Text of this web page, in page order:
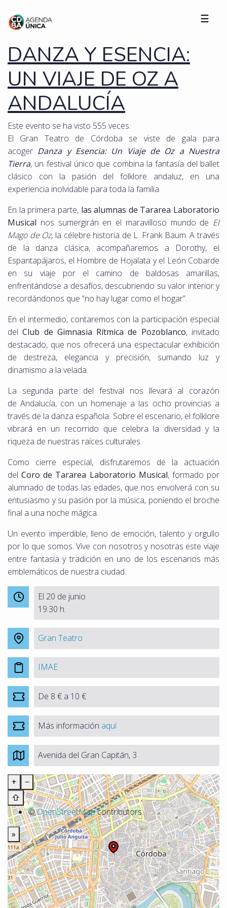
☰
DANZA Y ESENCIA:
UN VIAJE DE OZ A
ANDALUCÍA
Este evento se ha visto 555 veces.
El Gran Teatro de Córdoba se viste de gala para
acoger Danza y Esencia: Un Viaje de Oz a Nuestra
Tierra, un festival único que combina la fantasía del ballet
clásico con la pasión del folklore andaluz, en una
experiencia inolvidable para toda la familia.
En la primera parte, las alumnas de Tararea Laboratorio
Musical nos sumergirán en el maravilloso mundo de El
Mago de Oz, la célebre historia de L. Frank Baum. A través
de la danza clásica, acompañaremos a Dorothy, el
Espantapájaros, el Hombre de Hojalata y el León Cobarde
en su viaje por el camino de baldosas amarillas,
enfrentándose a desafíos, descubriendo su valor interior y
recordándonos que “no hay lugar como el hogar”.
En el intermedio, contaremos con la participación especial
delClub de Gimnasia Rítmica de Pozoblanco, invitado
destacado, que nos ofrecerá una espectacular exhibición
de destreza, elegancia y precisión, sumando luz y
dinamismo a la velada.
La segunda parte del festival nos llevará al corazón
de Andalucía, con un homenaje a las ocho provincias a
través de la danza española. Sobre el escenario, el folklore
vibrará en un recorrido que celebra la diversidad y la
riqueza de nuestras raíces culturales.
Como cierre especial, disfrutaremos de la actuación
delCoro de Tararea Laboratorio Musical, formado por
alumnado de todas las edades, que nos envolverá con su
entusiasmo y su pasión por la música, poniendo el broche
final a una noche mágica.
Un evento imperdible, lleno de emoción, talento y orgullo
por lo que somos. Vive con nosotros y nosotras este viaje
entre fantasía y tradición en uno de los escenarios más
emblemáticos de nuestra ciudad.
El 20 de junio
19:30 h.
Gran Teatro
IMAE
De 8 € a 10 €
Más información aquí
Avenida del Gran Capitán, 3
+
−
⇧
©OpenStreetMapcontributors.
»